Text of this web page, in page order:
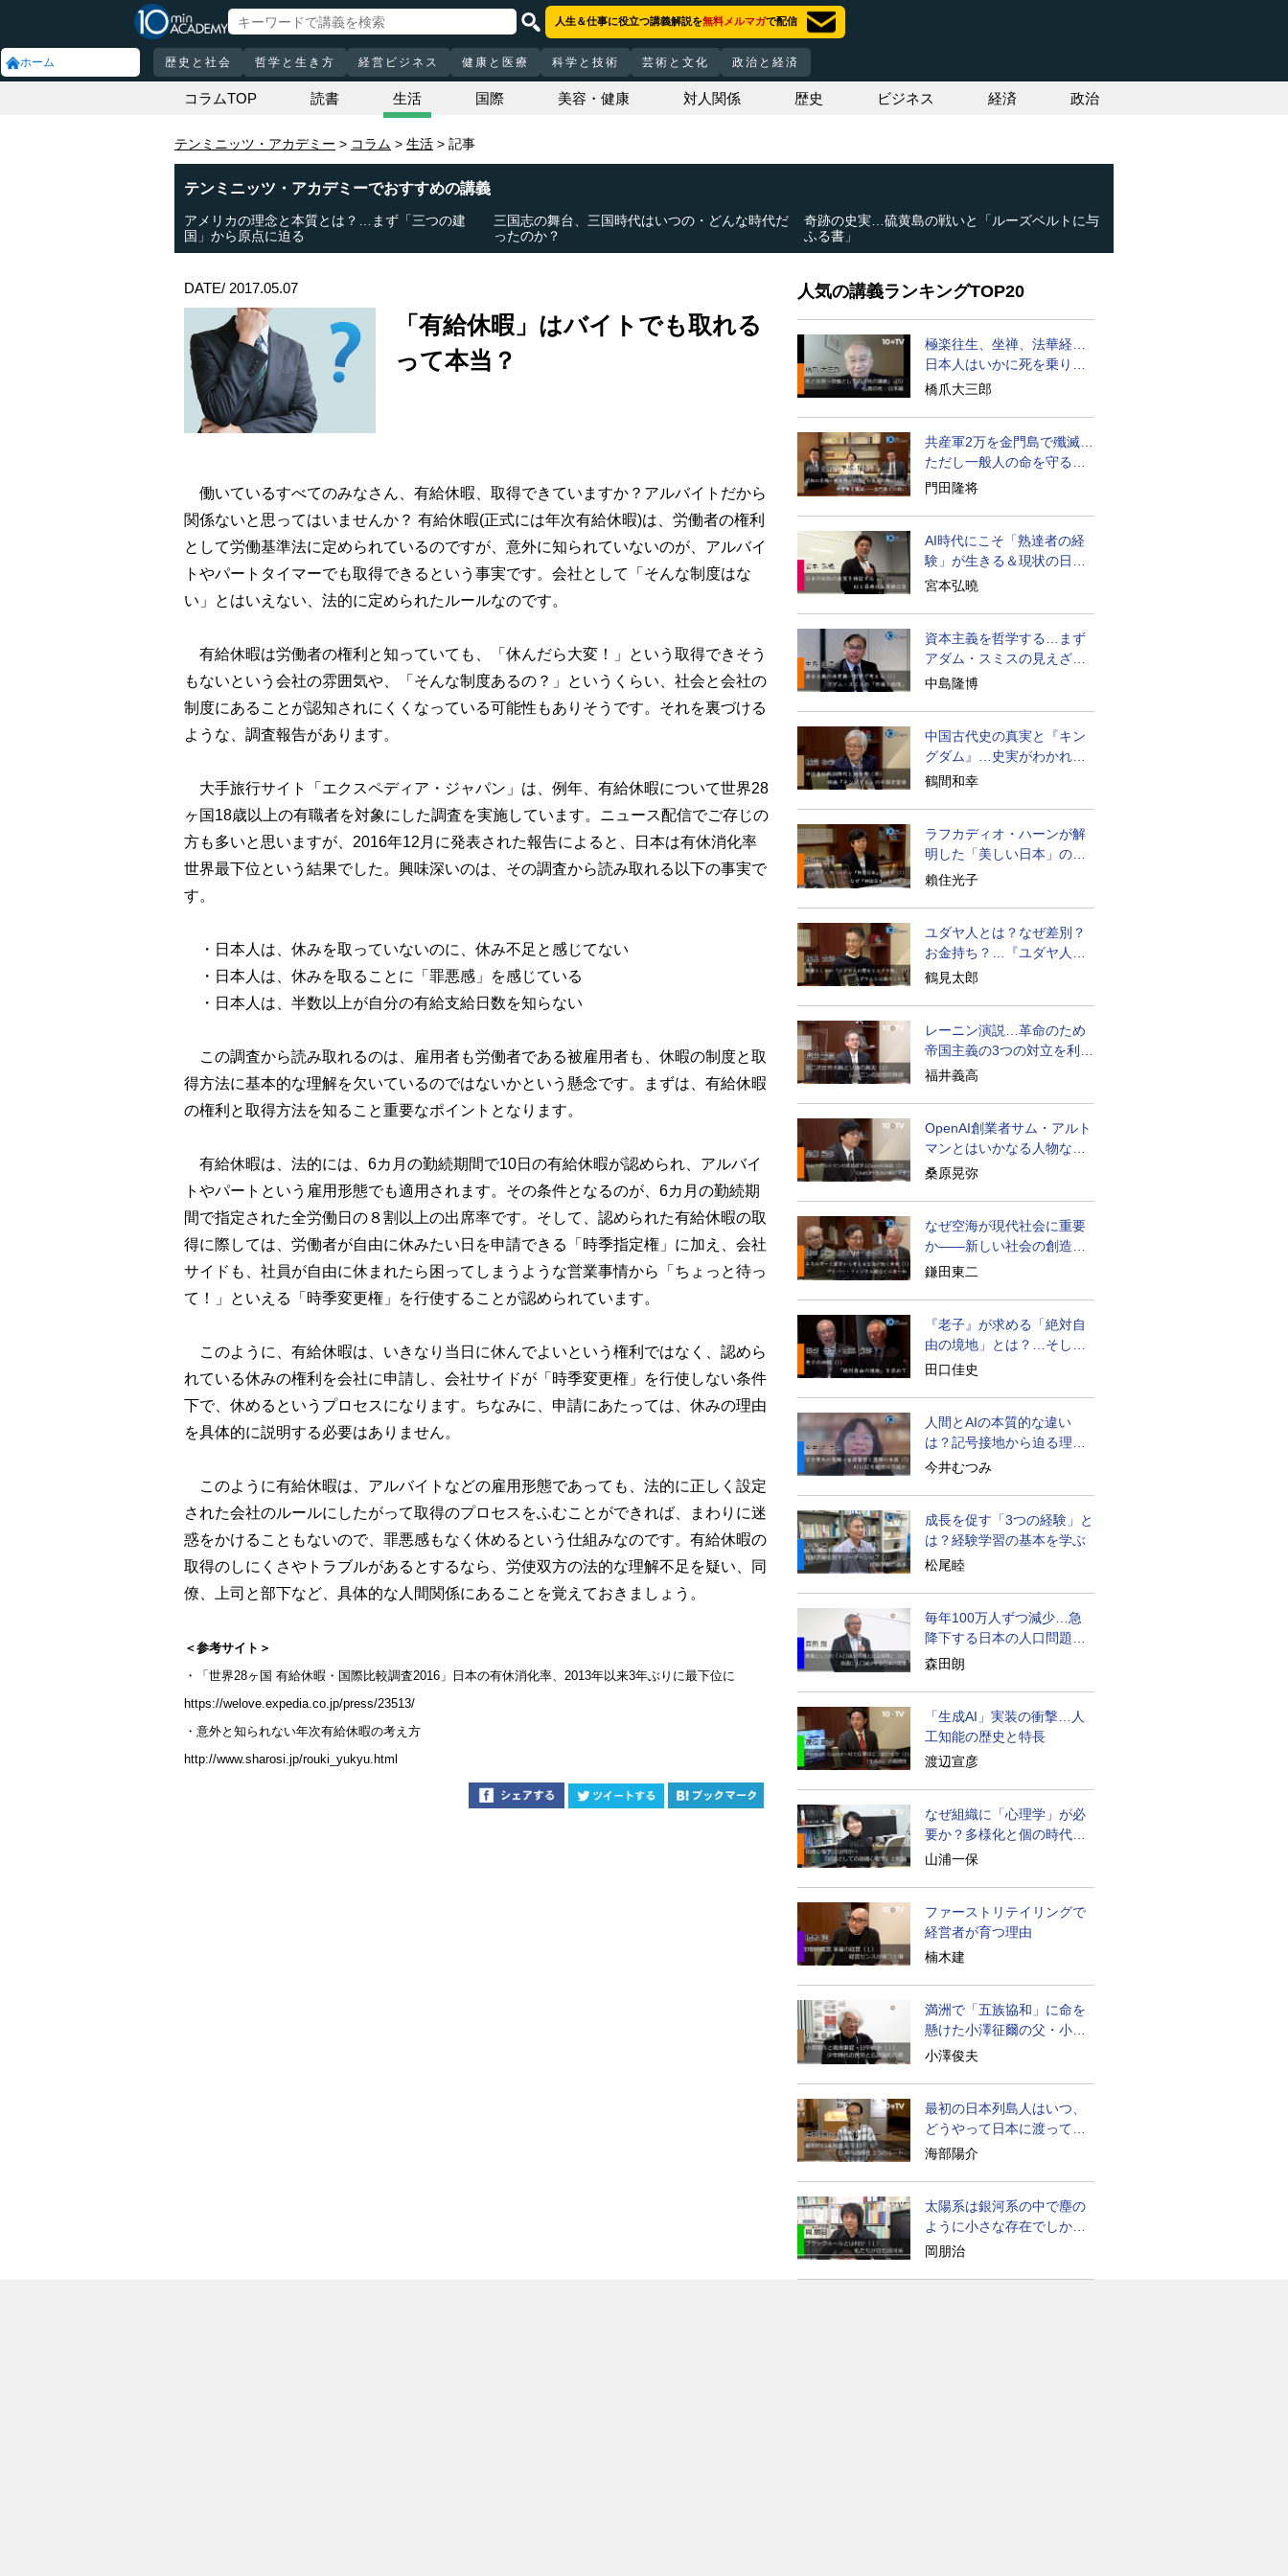
ホーム
人生＆仕事に役立つ講義解説を無料メルマガで配信
歴史と社会 哲学と生き方 経営ビジネス 健康と医療 科学と技術 芸術と文化 政治と経済
コラムTOP 読書 生活 国際 美容・健康 対人関係 歴史 ビジネス 経済 政治
テンミニッツ・アカデミー コラム 生活 記事
テンミニッツ・アカデミーでおすすめの講義
アメリカの理念と本質とは？…まず「三つの建
国」から原点に迫る
三国志の舞台、三国時代はいつの・どんな時代だ
ったのか？
奇跡の史実…硫黄島の戦いと「ルーズベルトに与
ふる書」
DATE/ 2017.05.07
「有給休暇」はバイトでも取れる
って本当？
働いているすべてのみなさん、有給休暇、取得できていますか？アルバイトだから
関係ないと思ってはいませんか？ 有給休暇(正式には年次有給休暇)は、労働者の権利
として労働基準法に定められているのですが、意外に知られていないのが、アルバイ
トやパートタイマーでも取得できるという事実です。会社として「そんな制度はな
い」とはいえない、法的に定められたルールなのです。
有給休暇は労働者の権利と知っていても、「休んだら大変！」という取得できそう
もないという会社の雰囲気や、「そんな制度あるの？」というくらい、社会と会社の
制度にあることが認知されにくくなっている可能性もありそうです。それを裏づける
ような、調査報告があります。
大手旅行サイト「エクスペディア・ジャパン」は、例年、有給休暇について世界28
ヶ国18歳以上の有職者を対象にした調査を実施しています。ニュース配信でご存じの
方も多いと思いますが、2016年12月に発表された報告によると、日本は有休消化率
世界最下位という結果でした。興味深いのは、その調査から読み取れる以下の事実で
す。
・日本人は、休みを取っていないのに、休み不足と感じてない
・日本人は、休みを取ることに「罪悪感」を感じている
・日本人は、半数以上が自分の有給支給日数を知らない
この調査から読み取れるのは、雇用者も労働者である被雇用者も、休暇の制度と取
得方法に基本的な理解を欠いているのではないかという懸念です。まずは、有給休暇
の権利と取得方法を知ること重要なポイントとなります。
有給休暇は、法的には、6カ月の勤続期間で10日の有給休暇が認められ、アルバイ
トやパートという雇用形態でも適用されます。その条件となるのが、6カ月の勤続期
間で指定された全労働日の８割以上の出席率です。そして、認められた有給休暇の取
得に際しては、労働者が自由に休みたい日を申請できる「時季指定権」に加え、会社
サイドも、社員が自由に休まれたら困ってしまうような営業事情から「ちょっと待っ
て！」といえる「時季変更権」を行使することが認められています。
このように、有給休暇は、いきなり当日に休んでよいという権利ではなく、認めら
れている休みの権利を会社に申請し、会社サイドが「時季変更権」を行使しない条件
下で、休めるというプロセスになります。ちなみに、申請にあたっては、休みの理由
を具体的に説明する必要はありません。
このように有給休暇は、アルバイトなどの雇用形態であっても、法的に正しく設定
された会社のルールにしたがって取得のプロセスをふむことができれば、まわりに迷
惑をかけることもないので、罪悪感もなく休めるという仕組みなのです。有給休暇の
取得のしにくさやトラブルがあるとするなら、労使双方の法的な理解不足を疑い、同
僚、上司と部下など、具体的な人間関係にあることを覚えておきましょう。
＜参考サイト＞
・「世界28ヶ国 有給休暇・国際比較調査2016」日本の有休消化率、2013年以来3年ぶりに最下位に
https://welove.expedia.co.jp/press/23513/
・意外と知られない年次有給休暇の考え方
http://www.sharosi.jp/rouki_yukyu.html
人気の講義ランキングTOP20
極楽往生、坐禅、法華経…
日本人はいかに死を乗り越
えるか
橋爪大三郎
共産軍2万を金門島で殲滅…
ただし一般人の命を守る軍
人の本義を重視
門田隆将
AI時代にこそ「熟達者の経
験」が生きる＆現状の日本
経済の実情は
宮本弘曉
資本主義を哲学する…まず
アダム・スミスの見えざる
手と道徳感情論
中島隆博
中国古代史の真実と『キン
グダム』…史実がわかれば
物語はもっと面白い
鶴間和幸
ラフカディオ・ハーンが解
明した「美しい日本」の秘
密と未来
賴住光子
ユダヤ人とは？なぜ差別？
お金持ち？…『ユダヤ人の
歴史』に学ぶ
鶴見太郎
レーニン演説…革命のため
帝国主義の3つの対立を利用
せよ
福井義高
OpenAI創業者サム・アルト
マンとはいかなる人物なの
か
桑原晃弥
なぜ空海が現代社会に重要
か――新しい社会の創造の
ために
鎌田東二
『老子』が求める「絶対自
由の境地」とは？…そして
創造長寿へ
田口佳史
人間とAIの本質的な違い
は？記号接地から迫る理解
の本質
今井むつみ
成長を促す「3つの経験」と
は？経験学習の基本を学ぶ
松尾睦
毎年100万人ずつ減少…急
降下する日本の人口問題を
考える
森田朗
「生成AI」実装の衝撃…人
工知能の歴史と特長
渡辺宣彦
なぜ組織に「心理学」が必
要か？多様化と個の時代の
処方箋
山浦一保
ファーストリテイリングで
経営者が育つ理由
楠木建
満洲で「五族協和」に命を
懸けた小澤征爾の父・小澤
開作
小澤俊夫
最初の日本列島人はいつ、
どうやって日本に渡ってき
たのか
海部陽介
太陽系は銀河系の中で塵の
ように小さな存在でしかな
い
岡朋治